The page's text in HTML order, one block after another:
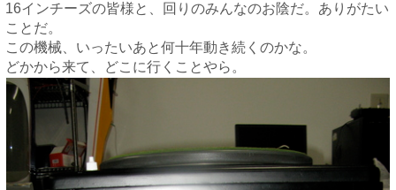
16インチーズの皆様と、回りのみんなのお陰だ。ありがたい
ことだ。
この機械、いったいあと何十年動き続くのかな。
どかから来て、どこに行くことやら。